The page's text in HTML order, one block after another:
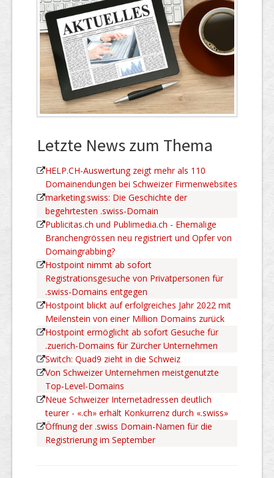
Letzte News zum Thema
HELP.CH-Auswertung zeigt mehr als 110
Domainendungen bei Schweizer Firmenwebsites
marketing.swiss: Die Geschichte der
begehrtesten .swiss-Domain
Publicitas.ch und Publimedia.ch - Ehemalige
Branchengrössen neu registriert und Opfer von
Domaingrabbing?
Hostpoint nimmt ab sofort
Registrationsgesuche von Privatpersonen für
.swiss-Domains entgegen
Hostpoint blickt auf erfolgreiches Jahr 2022 mit
Meilenstein von einer Million Domains zurück
Hostpoint ermöglicht ab sofort Gesuche für
.zuerich-Domains für Zürcher Unternehmen
Switch: Quad9 zieht in die Schweiz
Von Schweizer Unternehmen meistgenutzte
Top-Level-Domains
Neue Schweizer Internetadressen deutlich
teurer - «.ch» erhält Konkurrenz durch «.swiss»
Öffnung der .swiss Domain-Namen für die
Registrierung im September